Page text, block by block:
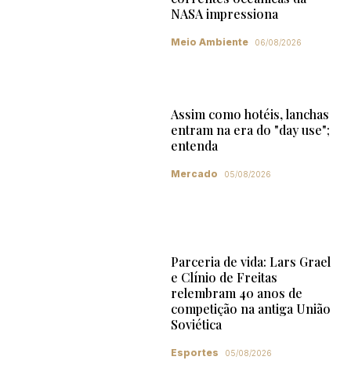
NASA impressiona
Meio Ambiente 06/08/2026
Assim como hotéis, lanchas
entram na era do "day use";
entenda
Mercado 05/08/2026
Parceria de vida: Lars Grael
e Clínio de Freitas
relembram 40 anos de
competição na antiga União
Soviética
Esportes 05/08/2026